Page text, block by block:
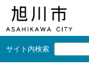
サイト内検索